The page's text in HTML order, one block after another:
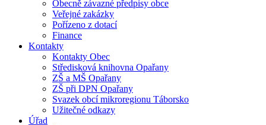
Obecně závazné předpisy obce
Veřejné zakázky
Pořízeno z dotací
Finance
Kontakty
Kontakty Obec
Středisková knihovna Opařany
ZŠ a MŠ Opařany
ZŠ při DPN Opařany
Svazek obcí mikroregionu Táborsko
Užitečné odkazy
Úřad